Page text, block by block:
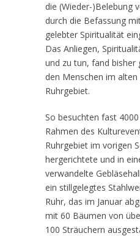
die (Wieder-)Belebung
durch die Befassung
gelebter Spiritualität
Das Anliegen,
und zu tun, fand bisher
den Menschen im
Ruhrgebiet.
So besuchten fast
Rahmen des
Ruhrgebiet im vorigen
hergerichtete und in
verwandelte
ein stillgelegtes
Ruhr, das im Januar
mit 60 Bäumen von
100 Sträuchern